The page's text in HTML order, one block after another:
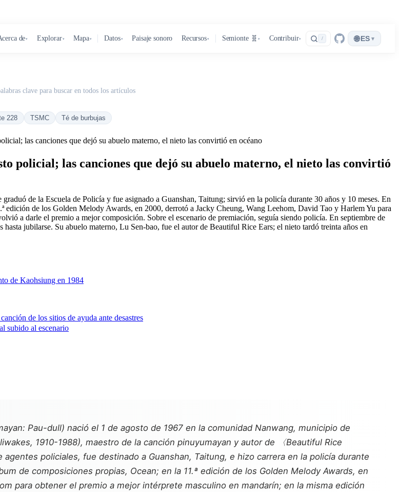
de▾ Explorar▾ Mapa▾ Datos▾ Paisaje sonoro Recursos▾ Semionte 🧬 ▾ Contribuir▾ / 🌐 ES ▾
clave para buscar en todos los artículos
228 TSMC Té de burbujas
las canciones que dejó su abuelo materno, el nieto las convirtió en océano
policial; las canciones que dejó su abuelo materno, el nieto las convirtió
de la Escuela de Policía y fue asignado a Guanshan, Taitung; sirvió en la policía durante 30 años y 10 meses. En
edición de los Golden Melody Awards, en 2000, derrotó a Jacky Cheung, Wang Leehom, David Tao y Harlem Yu para
a darle el premio a mejor composición. Sobre el escenario de premiación, seguía siendo policía. En septiembre de
jubilarse. Su abuelo materno, Lu Sen-bao, fue el autor de Beautiful Rice Ears; el nieto tardó treinta años en
de Kaohsiung en 1984
de los sitios de ayuda ante desastres
subido al escenario
Pau-dull) nació el 1 de agosto de 1967 en la comunidad Nanwang, municipio de
1910-1988), maestro de la canción pinuyumayan y autor de 〈Beautiful Rice
policiales, fue destinado a Guanshan, Taitung, e hizo carrera en la policía durante
de composiciones propias, Ocean; en la 11.ª edición de los Golden Melody Awards, en
para obtener el premio a mejor intérprete masculino en mandarín; en la misma edición